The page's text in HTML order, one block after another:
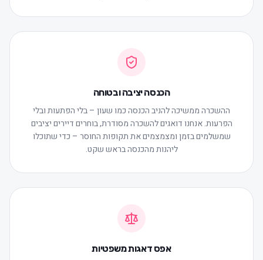
הכנסה יציבה ובטוחה
ההשכרה ממשיכה להניב הכנסה כמו שעון – בלי הפתעות ובלי
הפרעות. אנחנו דואגים להשכרה מסודרת, בוחרים דיירים יציבים
שמשלמים בזמן ומצמצמים את תקופות החוסר – כדי שתוכלו
ליהנות מהכנסה בראש שקט.
אפס דאגות משפטיות